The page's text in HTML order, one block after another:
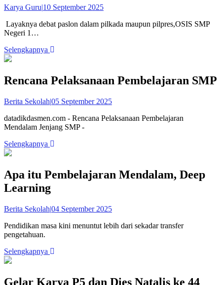
Karya Guru 10 September 2025
Layaknya debat paslon dalam pilkada maupun pilpres,OSIS SMP
Negeri 1…
Selengkapnya
Rencana Pelaksanaan Pembelajaran SMP
Berita Sekolah|05 September 2025
datadikdasmen.com - Rencana Pelaksanaan Pembelajaran
Mendalam Jenjang SMP -
Selengkapnya
Apa itu Pembelajaran Mendalam, Deep
Learning
Berita Sekolah|04 September 2025
Pendidikan masa kini menuntut lebih dari sekadar transfer
pengetahuan.
Selengkapnya
Gelar Karya P5 dan Dies Natalis ke 44